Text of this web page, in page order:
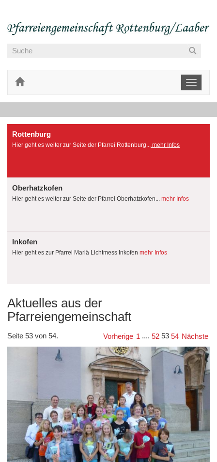
Toggle
Rottenburg
Hier geht es weiter zur Seite der Pfarrei Rottenburg... mehr Infos
Oberhatzkofen
Hier geht es weiter zur Seite der Pfarrei Oberhatzkofen... mehr Infos
Inkofen
Hier geht es zur Pfarrei Mariä Lichtmess Inkofen mehr Infos
Aktuelles aus der
Pfarreiengemeinschaft
Seite 53 von 54. Vorherige 1 .... 52 53 54 Nächste